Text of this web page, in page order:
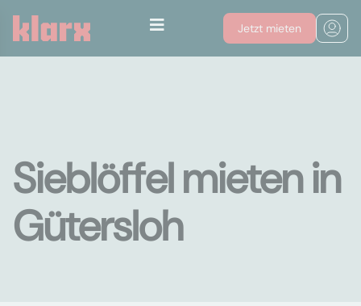
Jetzt mieten
Sieblöffel mieten in
Gütersloh